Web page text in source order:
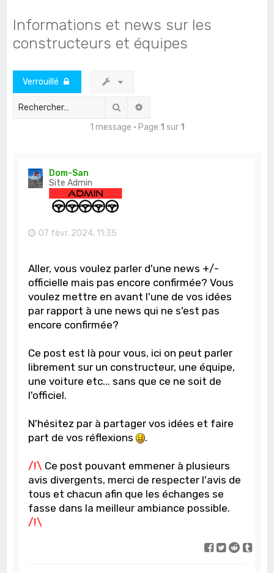
Informations et news sur les
constructeurs et équipes
Verrouillé
Rechercher
1 message • Page 1 sur 1
Dom-San
Site Admin
07 févr. 2024, 11:35
Aller, vous voulez parler d'une news +/-
officielle mais pas encore confirmée? Vous
voulez mettre en avant l'une de vos idées
par rapport à une news qui ne s'est pas
encore confirmée?
Ce post est là pour vous, ici on peut parler
librement sur un constructeur, une équipe,
une voiture etc... sans que ce ne soit de
l'officiel.
N'hésitez par à partager vos idées et faire
part de vos réflexions
.
/!\ Ce post pouvant emmener à plusieurs
avis divergents, merci de respecter l'avis de
tous et chacun afin que les échanges se
fasse dans la meilleur ambiance possible.
/!\